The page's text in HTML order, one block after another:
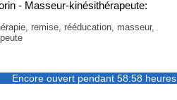
- Masseur-kinésithérapeute:
remise, rééducation, masseur,
Encore ouvert pendant 58:58 heures